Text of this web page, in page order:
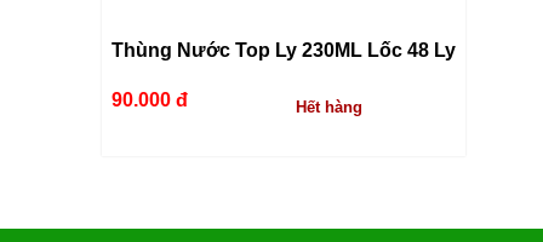
Thùng Nước Top Ly 230ML Lốc 48 Ly
90.000 đ Hết hàng